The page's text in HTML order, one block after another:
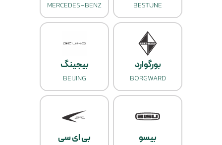
BESTUNE
MERCEDES-BENZ
بورگوارد
BORGWARD
بیجینگ
BEIJING
بیسو بی ای سی